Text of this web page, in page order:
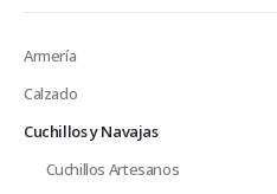
Armería
Calzado
Cuchillos y Navajas
Cuchillos Artesanos